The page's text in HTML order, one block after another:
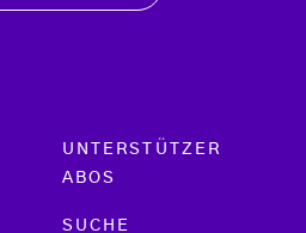
UNTERSTÜTZER
ABOS
SUCHE